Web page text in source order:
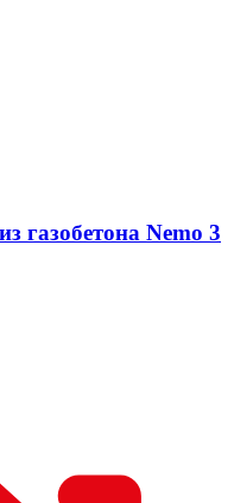
газобетона Nemo 3